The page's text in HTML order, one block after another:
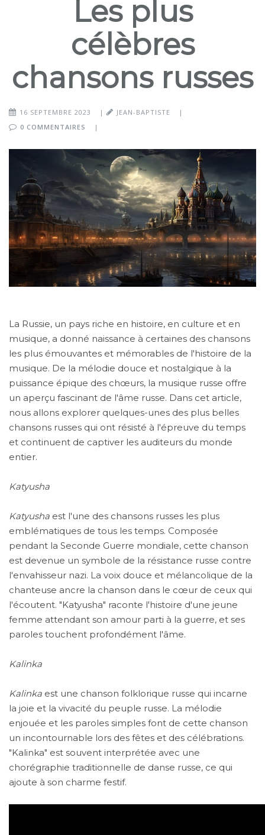
Les plus
célèbres
chansons russes
16 SEPTEMBRE 2023 | JEAN-BAPTISTE
|
0 COMMENTAIRES
|
La Russie, un pays riche en histoire, en culture et en
musique, a donné naissance à certaines des chansons
les plus émouvantes et mémorables de l'histoire de la
musique. De la mélodie douce et nostalgique à la
puissance épique des chœurs, la musique russe offre
un aperçu fascinant de l'âme russe. Dans cet article,
nous allons explorer quelques-unes des plus belles
chansons russes qui ont résisté à l'épreuve du temps
et continuent de captiver les auditeurs du monde
entier.
Katyusha
Katyusha est l'une des chansons russes les plus
emblématiques de tous les temps. Composée
pendant la Seconde Guerre mondiale, cette chanson
est devenue un symbole de la résistance russe contre
l'envahisseur nazi. La voix douce et mélancolique de la
chanteuse ancre la chanson dans le cœur de ceux qui
l'écoutent. "Katyusha" raconte l'histoire d'une jeune
femme attendant son amour parti à la guerre, et ses
paroles touchent profondément l'âme.
Kalinka
Kalinka est une chanson folklorique russe qui incarne
la joie et la vivacité du peuple russe. La mélodie
enjouée et les paroles simples font de cette chanson
un incontournable lors des fêtes et des célébrations.
"Kalinka" est souvent interprétée avec une
chorégraphie traditionnelle de danse russe, ce qui
ajoute à son charme festif.